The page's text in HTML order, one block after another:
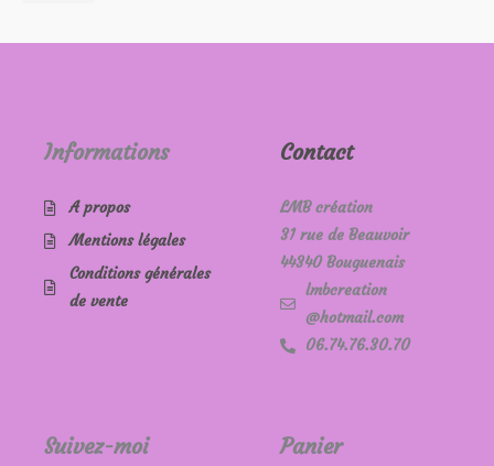
Informations
A propos
Mentions légales
Conditions générales
de vente
Contact
LMB création
31 rue de Beauvoir
44340 Bouguenais
lmbcreation
@hotmail.com
06.74.76.30.70
Suivez-moi Panier